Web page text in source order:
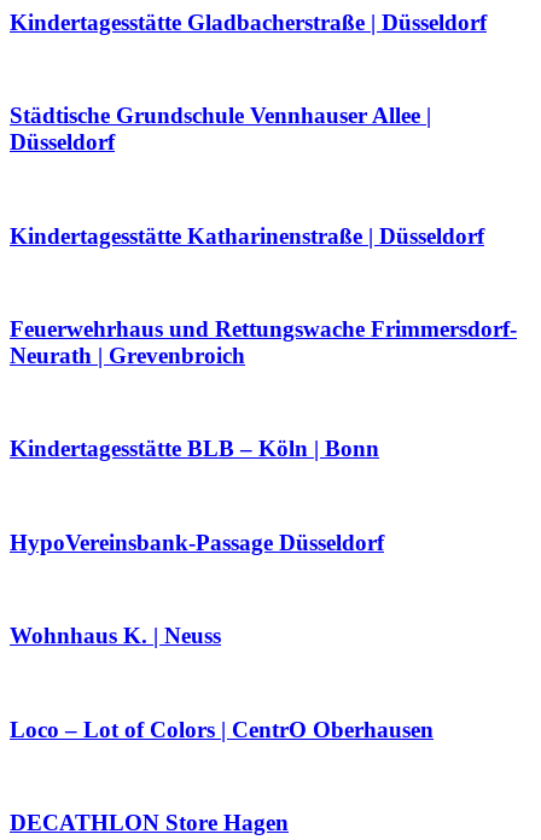
Kindertagesstätte Gladbacherstraße | Düsseldorf
Städtische Grundschule Vennhauser Allee |
Düsseldorf
Kindertagesstätte Katharinenstraße | Düsseldorf
Feuerwehrhaus und Rettungswache Frimmersdorf-
Neurath | Grevenbroich
Kindertagesstätte BLB – Köln | Bonn
HypoVereinsbank-Passage Düsseldorf
Wohnhaus K. | Neuss
Loco – Lot of Colors | CentrO Oberhausen
DECATHLON Store Hagen